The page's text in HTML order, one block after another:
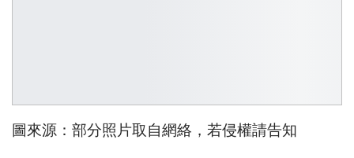
圖來源：部分照片取自網絡，若侵權請告知